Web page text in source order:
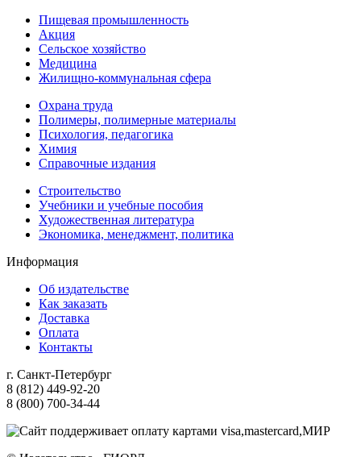
Пищевая промышленность
Акция
Сельское хозяйство
Медицина
Жилищно-коммунальная сфера
Охрана труда
Полимеры, полимерные материалы
Психология, педагогика
Химия
Справочные издания
Строительство
Учебники и учебные пособия
Художественная литература
Экономика, менеджмент, политика
Информация
Об издательстве
Как заказать
Доставка
Оплата
Контакты
г. Санкт-Петербург
8 (812) 449-92-20
8 (800) 700-34-44